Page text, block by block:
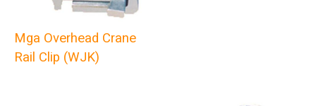
Mga Overhead Crane
Rail Clip (WJK)